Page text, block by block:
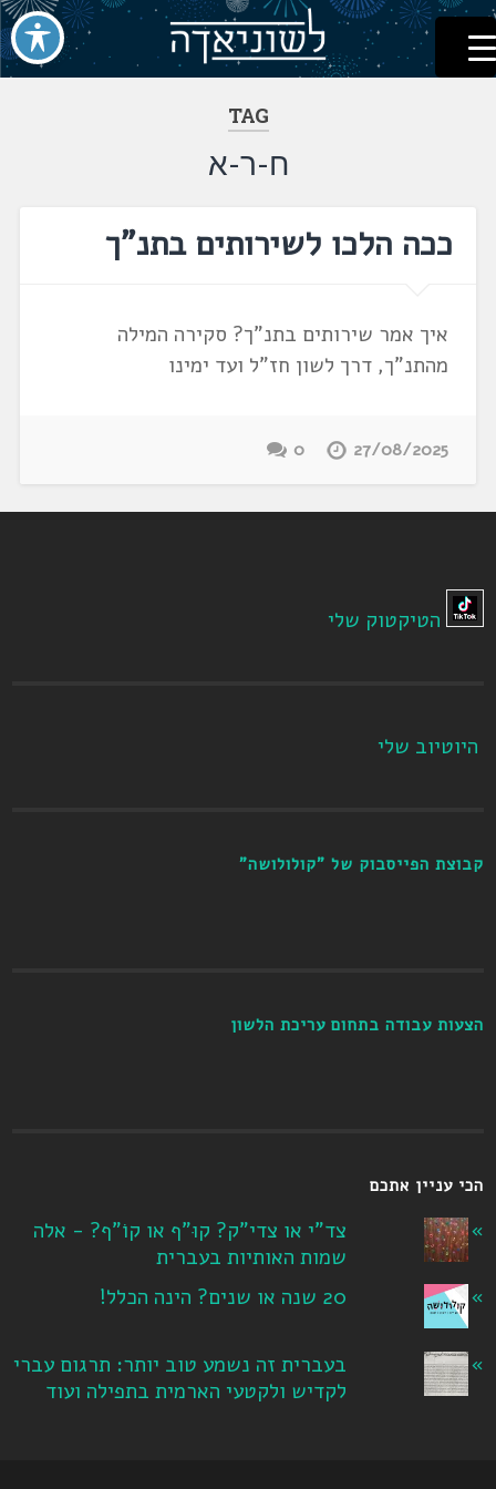
דלג
לתוכן
לשוניאדה
עברית. לשון. שפה
TAG
ח-ר-א
ככה הלכו לשירותים בתנ"ך
איך אמר שירותים בתנ"ך? סקירה המילה
מהתנ"ך, דרך לשון חז"ל ועד ימינו
27/08/2025
0
הטיקטוק שלי
היוטיוב שלי
קבוצת הפייסבוק של "קולולושה"
הצעות עבודה בתחום עריכת הלשון
הכי עניין אתכם
צד"י או צדי"ק? קוּ"ף או קוֹ"ף? - אלה
שמות האותיות בעברית
20 שנה או שנים? הינה הכלל!
בעברית זה נשמע טוב יותר: תרגום עברי
לקדיש ולקטעי הארמית בתפילה ועוד